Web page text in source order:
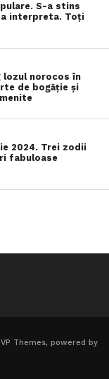
S-a stins
interpreta. Toți
lozul norocos în
de bogăție și
2024. Trei zodii
fabuloase
Themes, powered by